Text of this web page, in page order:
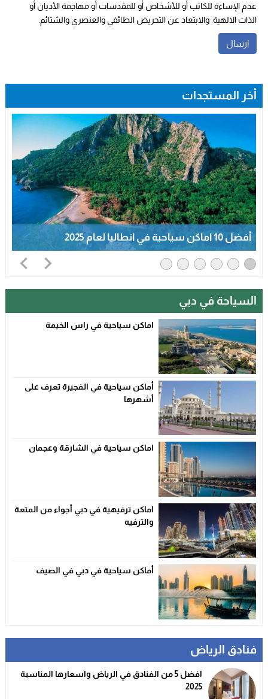
عدم الإساءة للكاتب أو للأشخاص أو للمقدسات أو مهاجمة الأديان أو
الذات الالهية. والابتعاد عن التحريض الطائفي والعنصري والشتائم.
أخر المستجدات
أفضل 10 اماكن سياحية في انطاليا لعام 2025
السياحة في دبي
اماكن سياحية في راس الخيمة
أماكن سياحية في الفجيرة تعرف على
أشهرها
اماكن سياحية في الشارقة وعجمان
اماكن ترفيهية في دبي أجواء من المتعة
والترفيه
أماكن سياحية في دبي في الصيف
فنادق الرياض
افضل 5 من الفنادق في الرياض واسعارها المناسبة
2025